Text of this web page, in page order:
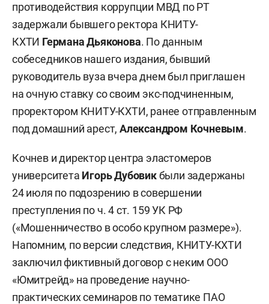
противодействия коррупции МВД по РТ
задержали бывшего ректора КНИТУ-
КХТИ Германа Дьяконова. По данным
собеседников нашего издания, бывший
руководитель вуза вчера днем был приглашен
на очную ставку со своим экс-подчиненным,
проректором КНИТУ-КХТИ, ранее отправленным
под домашний арест,Александром Кочневым.
Кочнев и директор центра эластомеров
университета Игорь Дубовикбыли задержаны
24 июля по подозрению в совершении
преступления по ч. 4 ст. 159 УК РФ
(«Мошенничество в особо крупном размере»).
Напомним, по версии следствия, КНИТУ-КХТИ
заключил фиктивный договор с неким ООО
«Юмитрейд» на проведение научно-
практических семинаров по тематике ПАО